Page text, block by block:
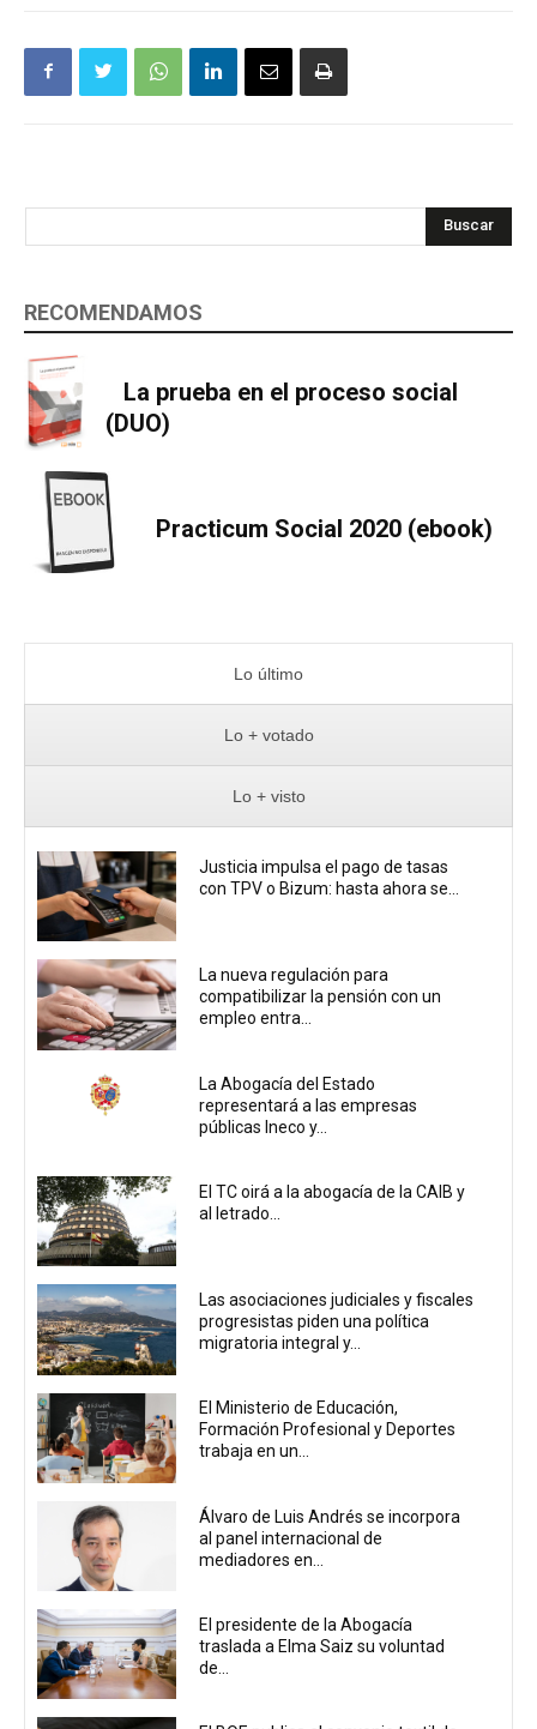
Buscar
RECOMENDAMOS
La prueba en el proceso social
(DUO)
Practicum Social 2020 (ebook)
Lo último
Lo + votado
Lo + visto
Justicia impulsa el pago de tasas
con TPV o Bizum: hasta ahora se...
La nueva regulación para
compatibilizar la pensión con un
empleo entra...
La Abogacía del Estado
representará a las empresas
públicas Ineco y...
El TC oirá a la abogacía de la CAIB y
al letrado...
Las asociaciones judiciales y fiscales
progresistas piden una política
migratoria integral y...
El Ministerio de Educación,
Formación Profesional y Deportes
trabaja en un...
Álvaro de Luis Andrés se incorpora
al panel internacional de
mediadores en...
El presidente de la Abogacía
traslada a Elma Saiz su voluntad
de...